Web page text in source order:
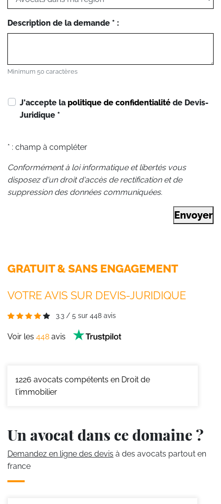
Description de la demande * :
Minimum 50 caractères
J'accepte la politique de confidentialité de Devis-
Juridique *
* : champ à compléter
Conformément à loi informatique et libertés vous
disposez d'un droit d'accès de rectification et de
suppression des données communiquées.
Envoyer
GRATUIT & SANS ENGAGEMENT
VOTRE AVIS SUR DEVIS-JURIDIQUE
3.3 / 5 sur 448 avis
Voir les 448 avis
1226 avocats compétents en Droit de
l'immobilier
Un avocat dans ce domaine ?
Demandez en ligne des devis à des avocats partout en
france